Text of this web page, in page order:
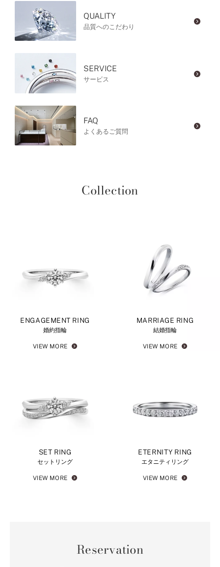
QUALITY
品質へのこだわり
SERVICE
サービス
FAQ
よくあるご質問
Collection
ENGAGEMENT RING
婚約指輪
VIEW MORE
MARRIAGE RING
結婚指輪
VIEW MORE
SET RING
セットリング
VIEW MORE
ETERNITY RING
エタニティリング
VIEW MORE
Reservation